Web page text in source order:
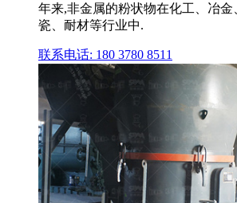
年来,非金属的粉状物在化工、冶
瓷、耐材等行业中.
联系电话: 180 3780 8511